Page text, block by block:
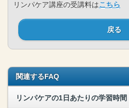
リンパケア講座の受講料はこちら
戻る
関連するFAQ
リンパケアの1日あたりの学習時間